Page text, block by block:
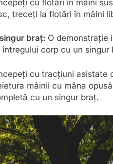
cu flotări în mâini
treceți la flotări în mâini
braț: O demonstrație
corp cu un singur
cu tracțiuni asistate
mâinii cu mâna
cu un singur braț.